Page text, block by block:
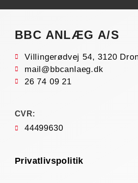
BBC ANLÆG A/S
Villingerødvej 54, 3120
mail@bbcanlaeg.dk
26 74 09 21
CVR:
44499630
Privatlivspolitik